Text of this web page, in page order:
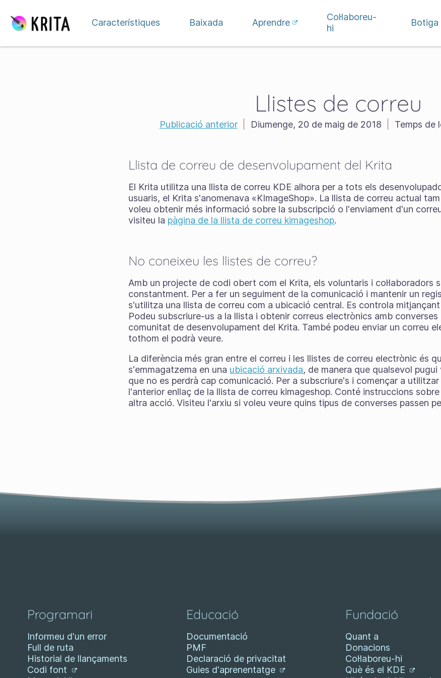
Característiques
Baixada Aprendre
Col·laboreu-
hi
Botiga
Llistes de correu
Publicació anterior Diumenge, 20 de maig de 2018 Temps de
Llista de correu de desenvolupament del Krita
El Krita utilitza una llista de correu KDE alhora per a tots els
usuaris, el Krita s'anomenava «KImageShop». La llista de correu actual
voleu obtenir més informació sobre la subscripció o l'enviament d'un
visiteu la pàgina de la llista de correu kimageshop.
No coneixeu les llistes de correu?
Amb un projecte de codi obert com el Krita, els voluntaris i col·laboradors
constantment. Per a fer un seguiment de la comunicació i mantenir un
s'utilitza una llista de correu com a ubicació central. Es controla
Podeu subscriure-us a la llista i obtenir correus electrònics amb
comunitat de desenvolupament del Krita. També podeu enviar un correu
tothom el podrà veure.
La diferència més gran entre el correu i les llistes de correu electrònic és
s'emmagatzema en una ubicació arxivada, de manera que qualsevol
que no es perdrà cap comunicació. Per a subscriure's i començar a
l'anterior enllaç de la llista de correu kimageshop. Conté instruccions
altra acció. Visiteu l'arxiu si voleu veure quins tipus de converses passen
Programari
Informeu d'un error
Full de ruta
Historial de llançaments
Codi font
Educació
Documentació
PMF
Declaració de privacitat
Guies d'aprenentatge
Fundació
Quant a
Donacions
Col·laboreu-hi
Què és el KDE